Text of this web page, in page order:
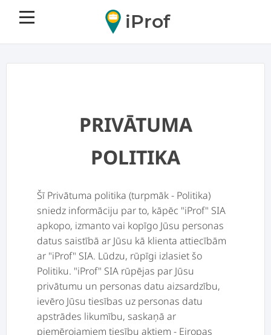
iProf
PRIVĀTUMA
POLITIKA
Šī Privātuma politika (turpmāk - Politika)
sniedz informāciju par to, kāpēc "iProf" SIA
apkopo, izmanto vai kopīgo Jūsu personas
datus saistībā ar Jūsu kā klienta attiecībām
ar "iProf" SIA. Lūdzu, rūpīgi izlasiet šo
Politiku. "iProf" SIA rūpējas par Jūsu
privātumu un personas datu aizsardzību,
ievēro Jūsu tiesības uz personas datu
apstrādes likumību, saskaņā ar
piemērojamiem tiesību aktiem - Eiropas